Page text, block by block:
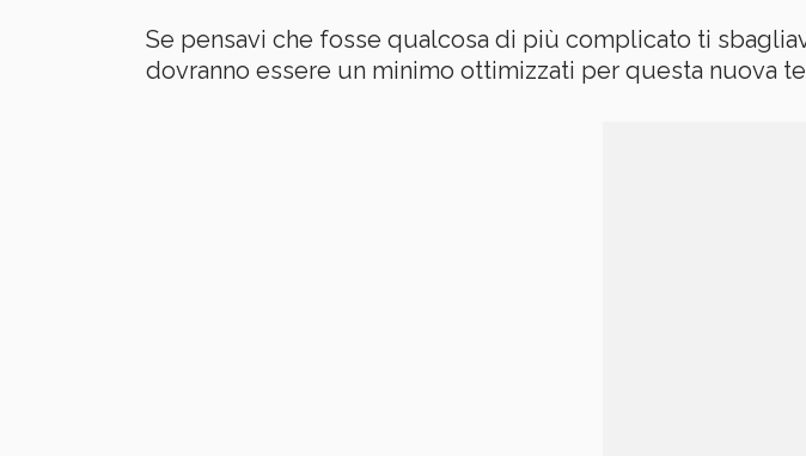
Se pensavi che fosse qualcosa di più complicato ti
dovranno essere un minimo ottimizzati per questa nuova